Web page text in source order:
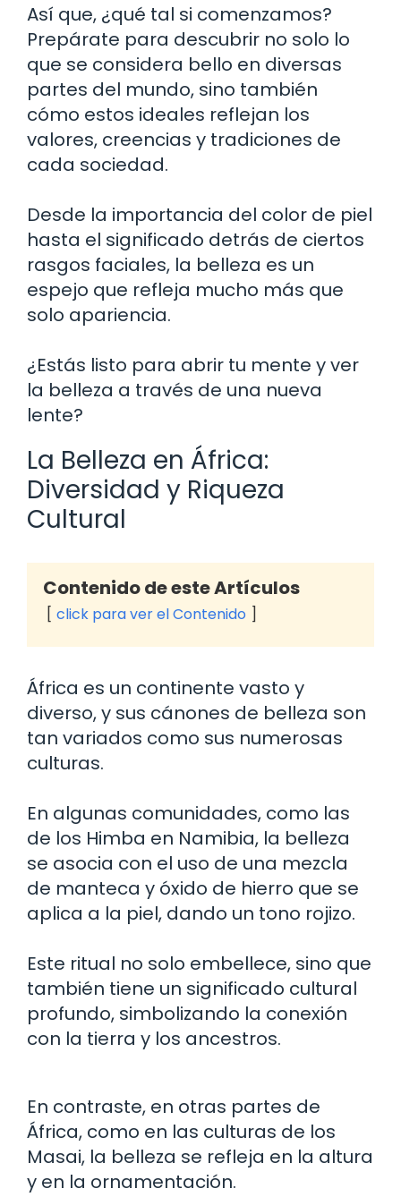
Así que, ¿qué tal si comenzamos?
Prepárate para descubrir no solo lo
que se considera bello en diversas
partes del mundo, sino también
cómo estos ideales reflejan los
valores, creencias y tradiciones de
cada sociedad.
Desde la importancia del color de piel
hasta el significado detrás de ciertos
rasgos faciales, la belleza es un
espejo que refleja mucho más que
solo apariencia.
¿Estás listo para abrir tu mente y ver
la belleza a través de una nueva
lente?
La Belleza en África:
Diversidad y Riqueza
Cultural
Contenido de este Artículos
click para ver el Contenido
África es un continente vasto y
diverso, y sus cánones de belleza son
tan variados como sus numerosas
culturas.
En algunas comunidades, como las
de los Himba en Namibia, la belleza
se asocia con el uso de una mezcla
de manteca y óxido de hierro que se
aplica a la piel, dando un tono rojizo.
Este ritual no solo embellece, sino que
también tiene un significado cultural
profundo, simbolizando la conexión
con la tierra y los ancestros.
En contraste, en otras partes de
África, como en las culturas de los
Masai, la belleza se refleja en la altura
y en la ornamentación.